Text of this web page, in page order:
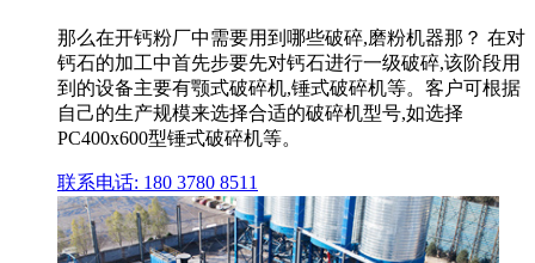
那么在开钙粉厂中需要用到哪些破碎,磨粉机器那？ 在对
钙石的加工中首先步要先对钙石进行一级破碎,该阶段用
到的设备主要有颚式破碎机,锤式破碎机等。客户可根据
自己的生产规模来选择合适的破碎机型号,如选择
PC400x600型锤式破碎机等。
联系电话: 180 3780 8511